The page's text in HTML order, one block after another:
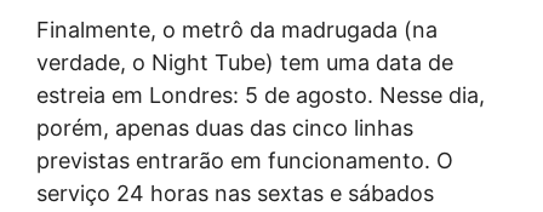
Finalmente, o metrô da madrugada (na
verdade, o Night Tube) tem uma data de
estreia em Londres: 5 de agosto. Nesse dia,
porém, apenas duas das cinco linhas
previstas entrarão em funcionamento. O
serviço 24 horas nas sextas e sábados